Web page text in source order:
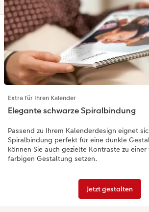
Extra für Ihren Kalender
Elegante schwarze Spiralbindung
Passend zu Ihrem Kalenderdesign eignet
Spiralbindung perfekt für eine dunkle
können Sie auch gezielte Kontraste zu einer
farbigen Gestaltung setzen.
Jetzt gestalten